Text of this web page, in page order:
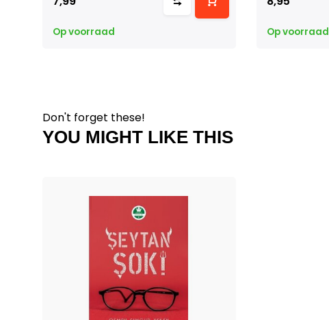
Op voorraad Op voorraad
Don't forget these!
YOU MIGHT LIKE THIS